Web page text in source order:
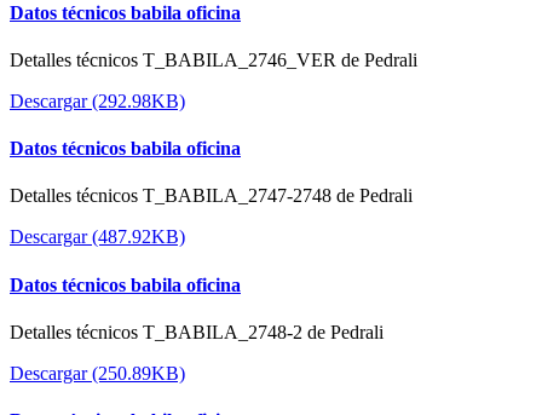
Datos técnicos babila oficina
Detalles técnicos T_BABILA_2746_VER de Pedrali
Descargar (292.98KB)
Datos técnicos babila oficina
Detalles técnicos T_BABILA_2747-2748 de Pedrali
Descargar (487.92KB)
Datos técnicos babila oficina
Detalles técnicos T_BABILA_2748-2 de Pedrali
Descargar (250.89KB)